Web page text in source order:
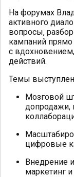
На форумах
активного
вопросы,
кампаний прямо
с
действий.
Темы
Мозговой
допродажи,
цифровые
Внедрение
маркетинг